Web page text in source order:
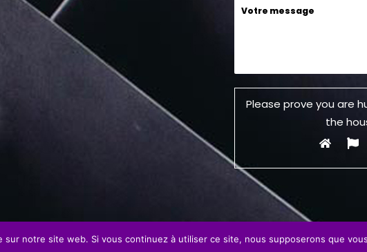
Please prove you are
the
notre site web. Si vous continuez à utiliser ce site, nous supposerons que